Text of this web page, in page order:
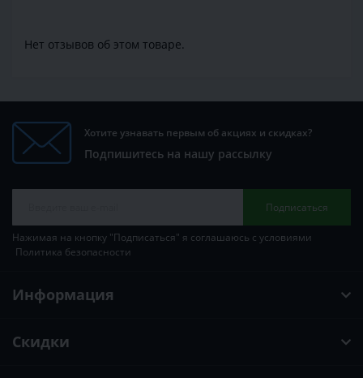
Нет отзывов об этом товаре.
Хотите узнавать первым об акциях и скидках?
Подпишитесь на нашу рассылку
Подписаться
Нажимая на кнопку "Подписаться" я соглашаюсь с условиями
Политика безопасности
Информация
Скидки